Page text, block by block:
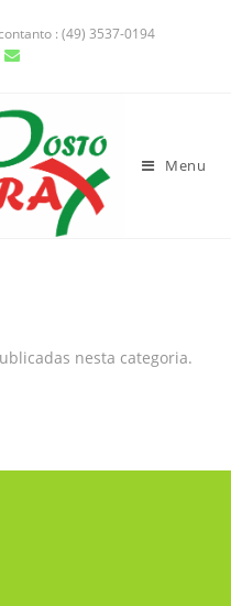
: (49) 3537-0194
Menu
nesta categoria.